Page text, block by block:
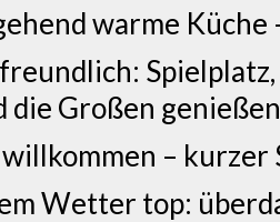
warme Küche
die Großen genießen
– kurzer
Wetter top: